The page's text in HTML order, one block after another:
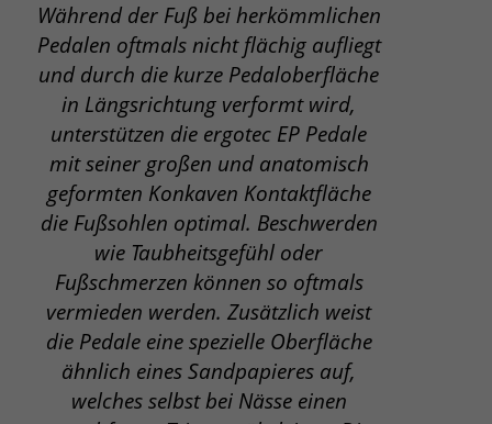
Während der Fuß bei herkömmlichen
Pedalen oftmals nicht flächig aufliegt
und durch die kurze Pedaloberfläche
in Längsrichtung verformt wird,
unterstützen die ergotec EP Pedale
mit seiner großen und anatomisch
geformten Konkaven Kontaktfläche
die Fußsohlen optimal. Beschwerden
wie Taubheitsgefühl oder
Fußschmerzen können so oftmals
vermieden werden. Zusätzlich weist
die Pedale eine spezielle Oberfläche
ähnlich eines Sandpapieres auf,
welches selbst bei Nässe einen